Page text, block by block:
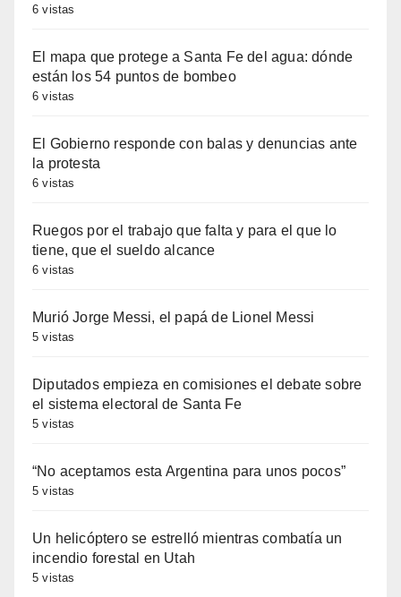
6 vistas
El mapa que protege a Santa Fe del agua: dónde
están los 54 puntos de bombeo
6 vistas
El Gobierno responde con balas y denuncias ante
la protesta
6 vistas
Ruegos por el trabajo que falta y para el que lo
tiene, que el sueldo alcance
6 vistas
Murió Jorge Messi, el papá de Lionel Messi
5 vistas
Diputados empieza en comisiones el debate sobre
el sistema electoral de Santa Fe
5 vistas
“No aceptamos esta Argentina para unos pocos”
5 vistas
Un helicóptero se estrelló mientras combatía un
incendio forestal en Utah
5 vistas